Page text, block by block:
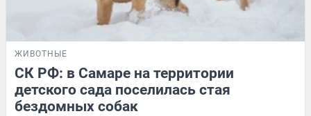
ЖИВОТНЫЕ
СК РФ: в Самаре на территории
детского сада поселилась стая
бездомных собак